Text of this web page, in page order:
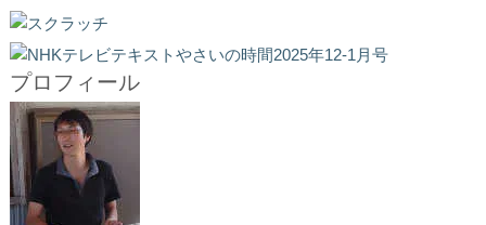
プロフィール